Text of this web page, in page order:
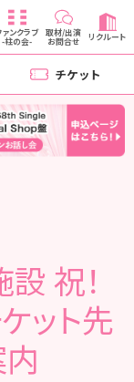
ァンクラブ
-柱の会-
取材/出演
お問合せ リクルート
チケット
祝！
ット先